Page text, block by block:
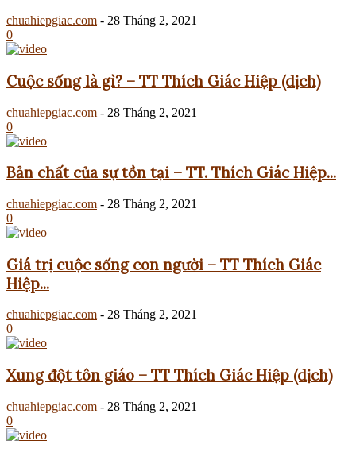
chuahiepgiac.com - 28 Tháng 2, 2021
0
Cuộc sống là gì? – TT Thích Giác Hiệp (dịch)
chuahiepgiac.com - 28 Tháng 2, 2021
0
Bản chất của sự tồn tại – TT. Thích Giác Hiệp...
chuahiepgiac.com - 28 Tháng 2, 2021
0
Giá trị cuộc sống con người – TT Thích Giác
Hiệp...
chuahiepgiac.com - 28 Tháng 2, 2021
0
Xung đột tôn giáo – TT Thích Giác Hiệp (dịch)
chuahiepgiac.com - 28 Tháng 2, 2021
0